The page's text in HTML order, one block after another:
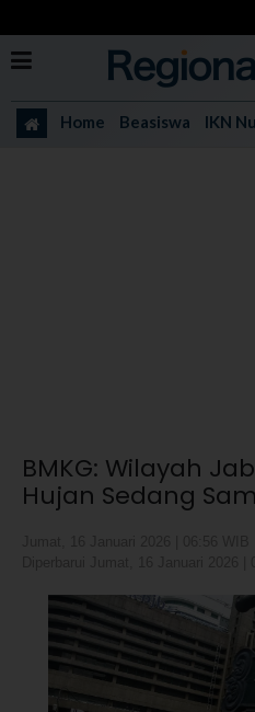
Home Beasiswa IKN
BMKG: Wilayah
Hujan Sedang